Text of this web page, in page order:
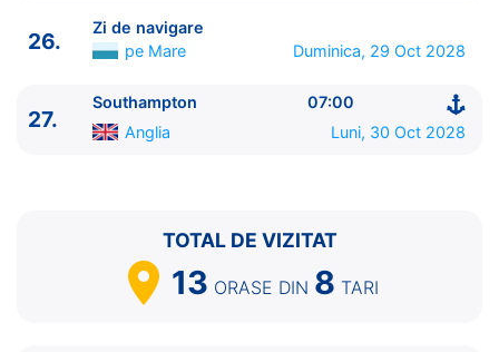
26.
Zi de navigare
pe Mare
Duminica, 29 Oct 2028
27.
Southampton
07:00
Anglia
Luni, 30 Oct 2028
TOTAL DE VIZITAT
13 ORASE DIN 8 TARI